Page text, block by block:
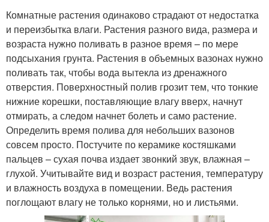
Комнатные растения одинаково страдают от недостатка
и переизбытка влаги. Растения разного вида, размера и
возраста нужно поливать в разное время – по мере
подсыхания грунта. Растения в объемных вазонах нужно
поливать так, чтобы вода вытекла из дренажного
отверстия. Поверхностный полив грозит тем, что тонкие
нижние корешки, поставляющие влагу вверх, начнут
отмирать, а следом начнет болеть и само растение.
Определить время полива для небольших вазонов
совсем просто. Постучите по керамике костяшками
пальцев – сухая почва издает звонкий звук, влажная –
глухой. Учитывайте вид и возраст растения, температуру
и влажность воздуха в помещении. Ведь растения
поглощают влагу не только корнями, но и листьями.